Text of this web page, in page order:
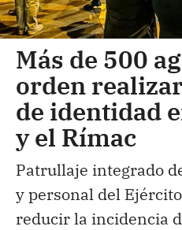
Más de 500
orden
de identidad
y el Rímac
Patrullaje integrado
y personal del
reducir la incidencia